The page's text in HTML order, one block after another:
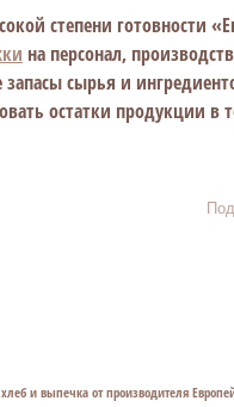
степени готовности
на персонал,
сырья и
остатки продукции в